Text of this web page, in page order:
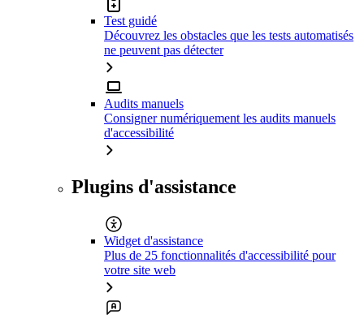
Test guidé
Découvrez les obstacles que les tests automatisés
ne peuvent pas détecter
Audits manuels
Consigner numériquement les audits manuels
d'accessibilité
Plugins d'assistance
Widget d'assistance
Plus de 25 fonctionnalités d'accessibilité pour
votre site web